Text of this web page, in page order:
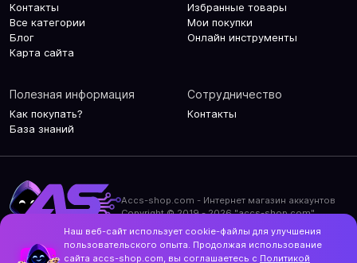
Контакты
Все категории
Блог
Карта сайта
Избранные товары
Мои покупки
Онлайн инструменты
Полезная информация
Как покупать?
База знаний
Сотрудничество
Контакты
Accs-shop.com - Интернет магазин аккаунтов
Copyright © 2019 - 2026 "accs-shop.com"
Политика использования cookie-файлов
Наш веб-сайт использует cookie-файлы для улучшения
пользовательского опыта. Продолжая использование
сайта accs-shop.com, вы соглашаетесь с Политикой